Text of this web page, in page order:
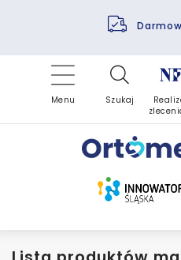
Pomoc
Zrealizuj
Menu Szukaj